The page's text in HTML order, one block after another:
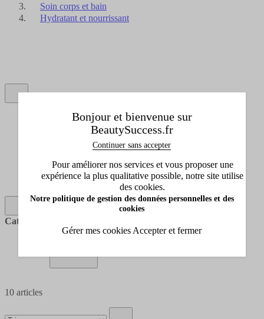
Soin corps et bain
Hydratant et nourrissant
Parfum femme
Soin corps et bain
Maquillage
Idées cadeaux
Soin cheveux
Catégories
10 articles
Bonjour et bienvenue sur
BeautySuccess.fr
Continuer sans accepter
Pour améliorer nos services et vous proposer une
expérience la plus qualitative possible, notre site utilise
des cookies.
Notre politique de gestion des données personnelles et des
cookies
Gérer mes cookies Accepter et fermer